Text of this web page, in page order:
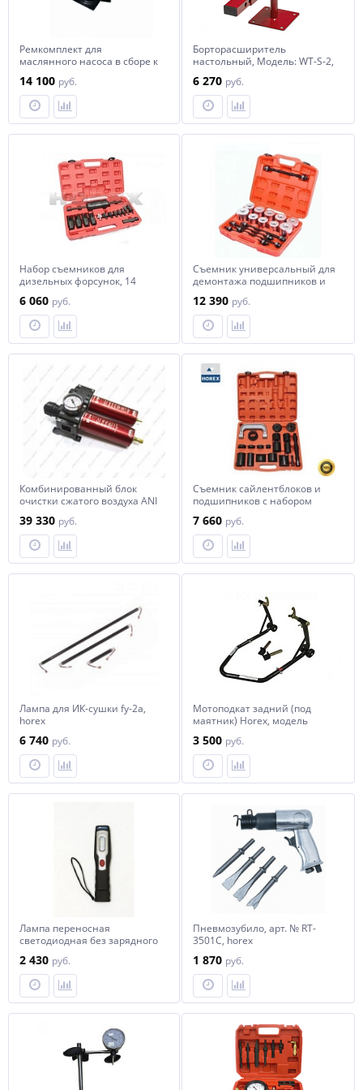
Ремкомплект для
маслянного насоса в сборе к
LC588, HZ 08.300.086, horex
14 100 руб.
Борторасширитель
настольный, Модель: WT-S-2,
6 270 руб.
Набор съемников для
дизельных форсунок, 14
25.1.041L, horex
6 060 руб.
Съемник универсальный для
демонтажа подшипников и
Horex, арт. № HZ 25.1.083J
12 390 руб.
Комбинированный блок
очистки сжатого воздуха ANI
покрасочных пистолетов
E/32-B 1/2"F, арт. №
AH117307, horex
39 330 руб.
Съемник сайлентблоков и
подшипников с набором
horex
7 660 руб.
Лампа для ИК-сушки fy-2a,
horex
6 740 руб.
Мотоподкат задний (под
маятник) Horex, модель
horex
3 500 руб.
Лампа переносная
светодиодная без зарядного
2 430 руб.
Пневмозубило, арт. № RT-
3501C, horex
1 870 руб.